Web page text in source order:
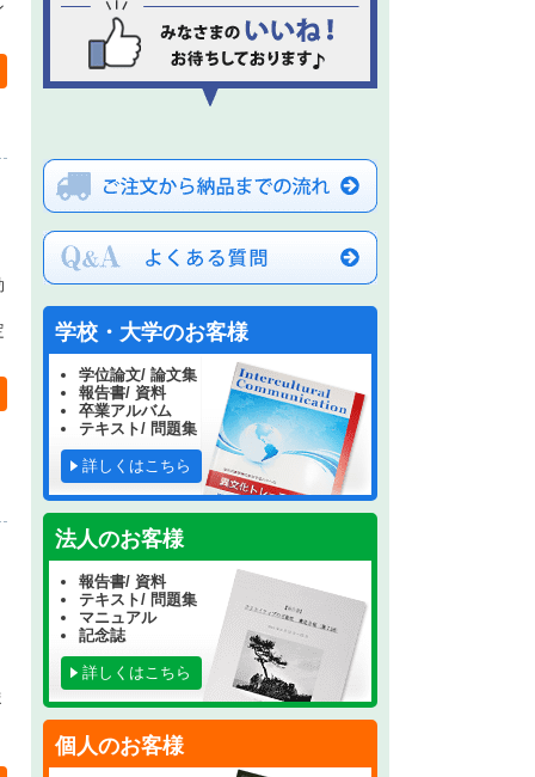
学校・大学のお客様
学位論文/ 論文集
報告書/ 資料
卒業アルバム
テキスト/ 問題集
詳しくはこちら
法人のお客様
報告書/ 資料
テキスト/ 問題集
マニュアル
記念誌
詳しくはこちら
個人のお客様